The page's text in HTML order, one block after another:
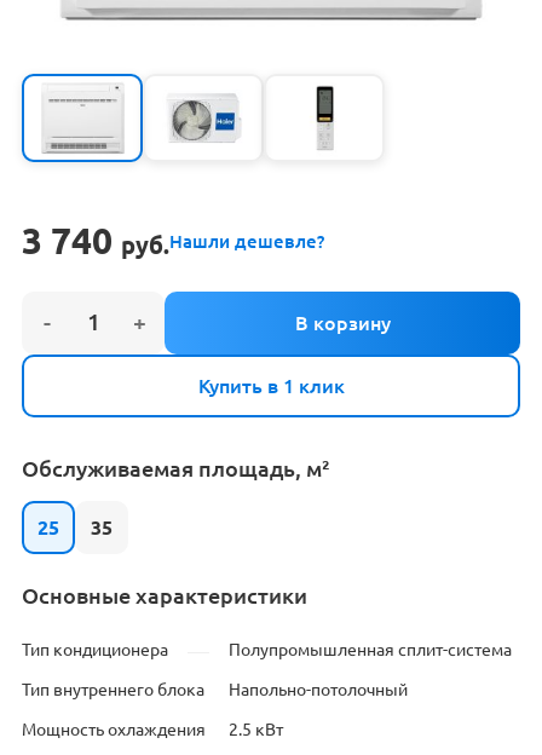
3 740 руб.Нашли дешевле?
Купить в 1 клик
Обслуживаемая площадь, м²
25 35
Основные характеристики
Тип кондиционера Полупромышленная сплит-система
Тип внутреннего блока Напольно-потолочный
Мощность охлаждения 2.5 кВт